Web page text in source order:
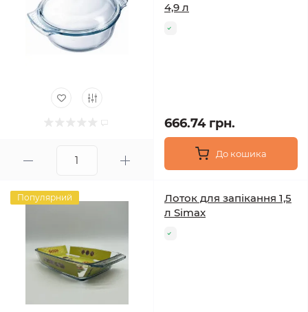
4,9 л
666.74 грн.
До кошика
Популярний
Лоток для запікання 1,5
л Simax